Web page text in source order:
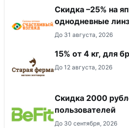
Скидка –25% на
однодневные
До 31 августа, 2026
15% от 4 кг, для
До 12 августа, 2026
​Скидка 2000
пользователей
До 30 сентября, 2026